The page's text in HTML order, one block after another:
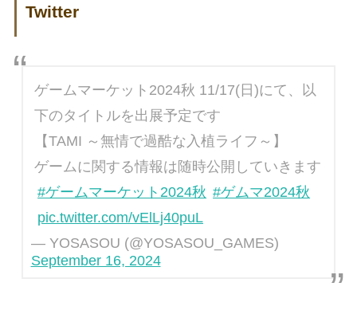
Twitter
ゲームマーケット2024秋 11/17(日)にて、以
下のタイトルを出展予定です
【TAMI ～無情で過酷な入植ライフ～】
ゲームに関する情報は随時公開していきます
#ゲームマーケット2024秋 #ゲムマ2024秋
pic.twitter.com/vElLj40puL
— YOSASOU (@YOSASOU_GAMES)
September 16, 2024